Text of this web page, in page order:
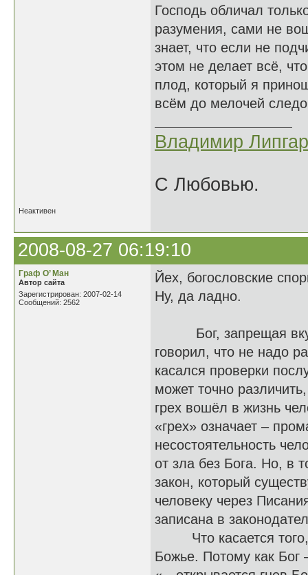
Господь обличал
разумения, сами не
знает, что если не
этом не делает всё,
плод, который я
всём до мелочей
Владимир
С Любовью.
Неактивен
2008-08-27 06:19:10
Граф О’ Ман
Автор сайта
Зарегистрирован: 2007-02-14
Сообщений: 2562
Йех, богословские
Ну, да ладно.
Бог, запрещая
говорил, что не надо
касался проверки
может точно
грех вошёл в жизнь
«грех» означает –
несостоятельность
от зла без Бога. Но, в
закон, который
человеку через
записана в
Что касается того,
Божье. Потому как Бог